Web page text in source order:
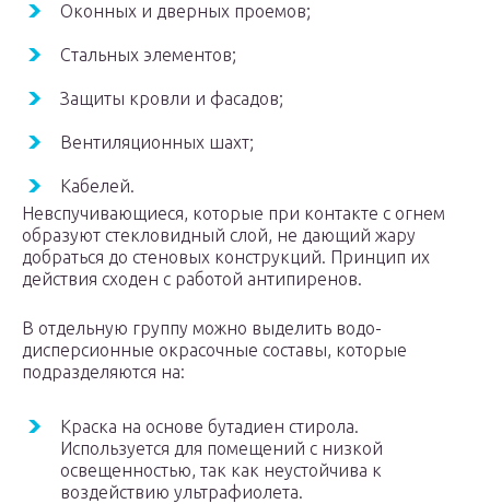
Оконных и дверных проемов;
Стальных элементов;
Защиты кровли и фасадов;
Вентиляционных шахт;
Кабелей.
Невспучивающиеся, которые при контакте с огнем
образуют стекловидный слой, не дающий жару
добраться до стеновых конструкций. Принцип их
действия сходен с работой антипиренов.
В отдельную группу можно выделить водо-
дисперсионные окрасочные составы, которые
подразделяются на:
Краска на основе бутадиен стирола.
Используется для помещений с низкой
освещенностью, так как неустойчива к
воздействию ультрафиолета.